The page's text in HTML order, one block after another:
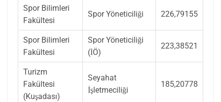
Spor Bilimleri
Fakültesi
Spor Yöneticiliği 226,79155
Spor Bilimleri
Fakültesi
Spor Yöneticiliği
(İÖ)
223,38521
Turizm
Fakültesi
(Kuşadası)
Seyahat
İşletmeciliği
185,20778